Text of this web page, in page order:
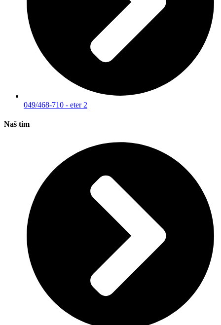
049/468-710 - eter 2
Naš tim